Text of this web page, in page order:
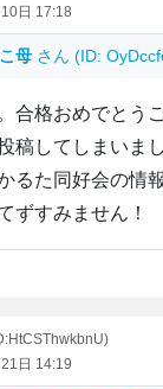
日 17:18
母 さん (ID:
合格おめでとう
稿してしまいま
るた同好会の情
ずすみません！
日 14:19